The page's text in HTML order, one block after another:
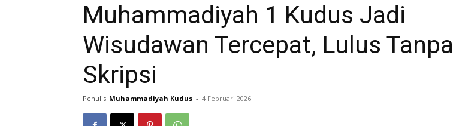
Muhammadiyah 1 Kudus Jadi
Wisudawan Tercepat, Lulus Tanpa
Skripsi
Penulis Muhammadiyah Kudus - 4 Februari 2026